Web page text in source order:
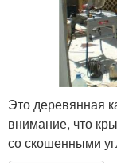
Это деревянная
внимание, что
со скошенными